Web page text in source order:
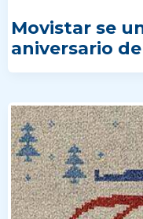
Movistar se
aniversario